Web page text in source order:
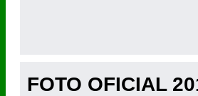
FOTO OFICIAL